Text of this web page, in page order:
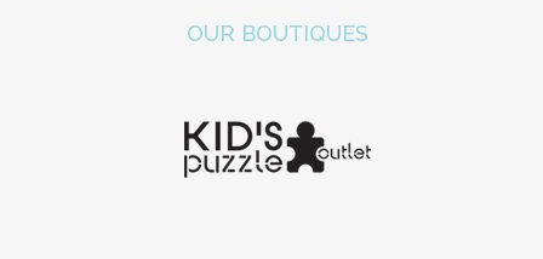
OUR BOUTIQUES